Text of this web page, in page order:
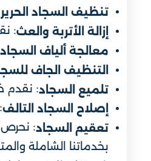
تنظيف السجاد
إزالة الأتربة والعث:
معالجة ألياف السجاد
التنظيف الجاف
تلميع السجاد: نقدم
إصلاح السجاد التالف
تعقيم السجاد: نحرص
بخدماتنا الشاملة